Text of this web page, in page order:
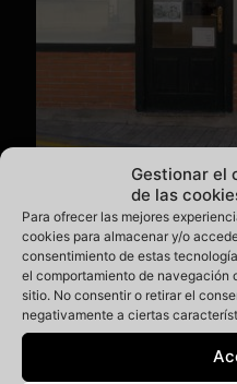
Gestionar el
de las
Para ofrecer las mejores
cookies para almacenar y/o
consentimiento de estas
el comportamiento de navegación
sitio. No consentir o retirar el
negativamente a ciertas